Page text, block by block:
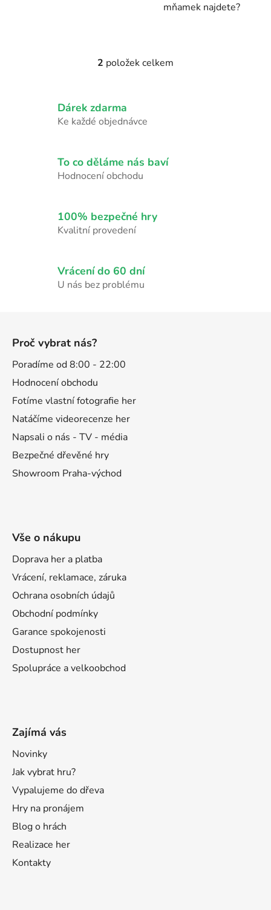
mňamek najdete?
O
d
í
p
k
y
p
i
2 položek celkem
Dárek zdarma
Ke každé objednávce
To co děláme nás baví
Hodnocení obchodu
100% bezpečné hry
Kvalitní provedení
Vrácení do 60 dní
U nás bez problému
Proč vybrat nás?
Poradíme od 8:00 - 22:00
Hodnocení obchodu
Fotíme vlastní fotografie her
Natáčíme videorecenze her
Napsali o nás - TV - média
Bezpečné dřevěné hry
Showroom Praha-východ
Vše o nákupu
Doprava her a platba
Vrácení, reklamace, záruka
Ochrana osobních údajů
Obchodní podmínky
Garance spokojenosti
Dostupnost her
Spolupráce a velkoobchod
Zajímá vás
Novinky
Jak vybrat hru?
Vypalujeme do dřeva
Hry na pronájem
Blog o hrách
Realizace her
Kontakty